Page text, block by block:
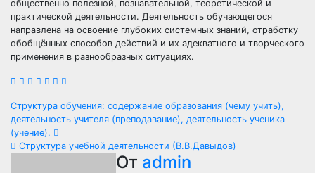
общественно полезной, познавательной, теоретической и
практической деятельности. Деятельность обучающегося
направлена на освоение глубоких системных знаний, отработку
обобщённых способов действий и их адекватного и творческого
применения в разнообразных ситуациях.
Навигация
по
Структура обучения: содержание образования (чему учить),
деятельность учителя (преподавание), деятельность ученика
(учение).
Структура учебной деятельности (В.В.Давыдов)
От admin